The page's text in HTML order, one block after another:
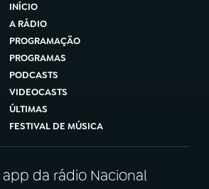
INÍCIO
A RÁDIO
PROGRAMAÇÃO
PROGRAMAS
PODCASTS
VIDEOCASTS
ÚLTIMAS
FESTIVAL DE MÚSICA
app da rádio Nacional